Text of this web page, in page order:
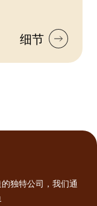
细节
独特公司，我们通